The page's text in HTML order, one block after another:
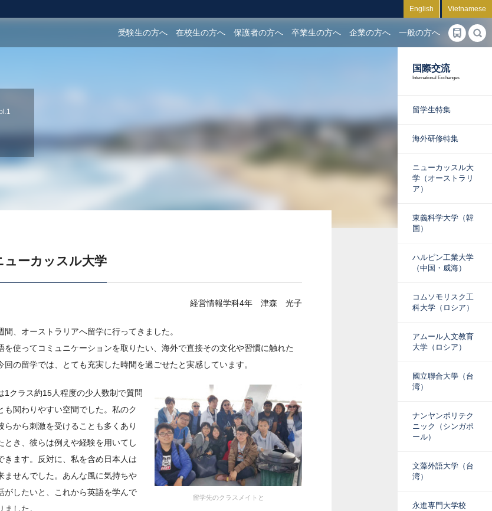
English Vietnamese
受験生の方へ 在校生の方へ 保護者の方へ 卒業生の方へ 企業の方へ 一般の方へ
ーカッスル大学
経営情報学科4年 津森 光子
、オーストラリアへ留学に行ってきました。
を使ってコミュニケーションを取りたい、海外で直接その文化や習慣に触れた
の留学では、とても充実した時間を過ごせたと実感しています。
留学先のクラスメイトと
1クラス約15人程度の少人数制で質問
関わりやすい空間でした。私のク
らから刺激を受けることも多くあり
とき、彼らは例えや経験を用いてし
きます。反対に、私を含め日本人は
ませんでした。あんな風に気持ちや
がしたいと、これから英語を学んで
した。
国際交流
International Exchanges
留学生特集
海外研修特集
ニューカッスル大
学（オーストラリ
ア）
東義科学大学（韓
国）
ハルピン工業大学
（中国・威海）
コムソモリスク工
科大学（ロシア）
アムール人文教育
大学（ロシア）
國立聯合大學（台
湾）
ナンヤンポリテク
ニック（シンガポ
ール）
文藻外語大学（台
湾）
永進専門大学校